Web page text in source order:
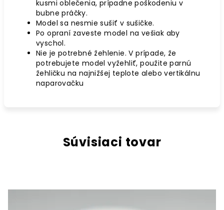
kusmi oblečenia, prípadne poškodeniu v
bubne práčky.
Model sa nesmie sušiť v sušičke.
Po opraní zaveste model na vešiak aby
vyschol.
Nie je potrebné žehlenie. V prípade, že
potrebujete model vyžehliť, použite parnú
žehličku na najnižšej teplote alebo vertikálnu
naparovačku
Súvisiaci tovar